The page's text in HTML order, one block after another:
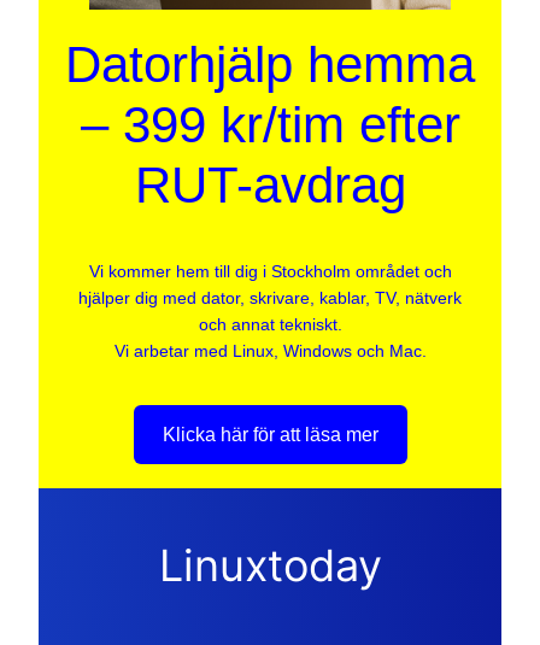
Datorhjälp hemma
– 399 kr/tim efter
RUT-avdrag
Vi kommer hem till dig i Stockholm området och
hjälper dig med dator, skrivare, kablar, TV, nätverk
och annat tekniskt.
Vi arbetar med Linux, Windows och Mac.
Klicka här för att läsa mer
Linuxtoday